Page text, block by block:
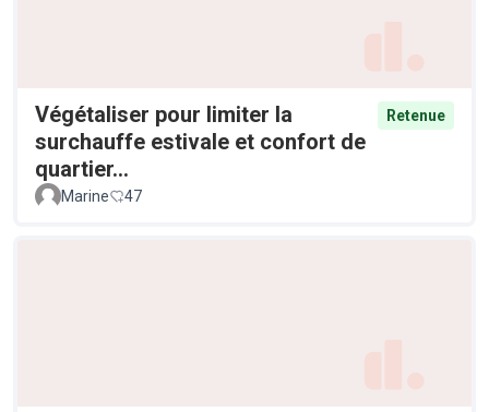
Végétaliser pour limiter la
surchauffe estivale et confort de
quartier...
Retenue
Marine 47